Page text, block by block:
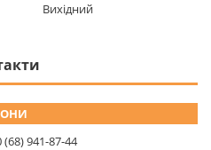
Вихідний
(68) 941-87-44